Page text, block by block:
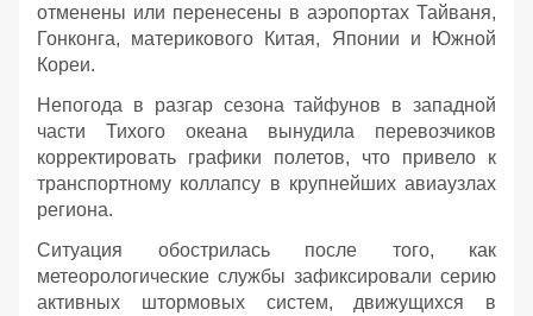
отменены или перенесены в аэропортах Тайваня,
Гонконга, материкового Китая, Японии и Южной
Кореи.
Непогода в разгар сезона тайфунов в западной
части Тихого океана вынудила перевозчиков
корректировать графики полетов, что привело к
транспортному коллапсу в крупнейших авиаузлах
региона.
Ситуация обострилась после того, как
метеорологические службы зафиксировали серию
активных штормовых систем, движущихся в